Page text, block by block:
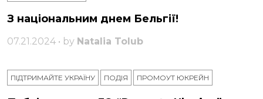
З національним днем ​​Бельгії!
07.21.2024 • by Natalia Tolub
ПІДТРИМАЙТЕ УКРАЇНУ ПОДІЯ ПРОМОУТ ЮКРЕЙН